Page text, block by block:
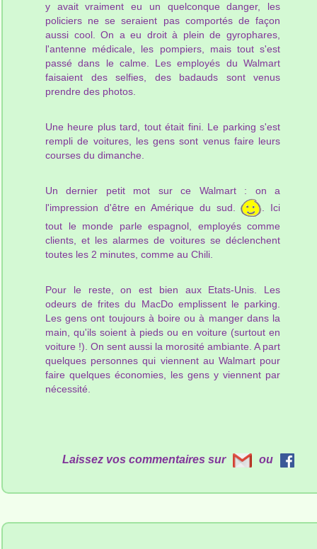
y avait vraiment eu un quelconque danger, les
policiers ne se seraient pas comportés de façon
aussi cool. On a eu droit à plein de gyrophares,
l'antenne médicale, les pompiers, mais tout s'est
passé dans le calme. Les employés du Walmart
faisaient des selfies, des badauds sont venus
prendre des photos.
Une heure plus tard, tout était fini. Le parking s'est
rempli de voitures, les gens sont venus faire leurs
courses du dimanche.
Un dernier petit mot sur ce Walmart : on a
l'impression d'être en Amérique du sud.
. Ici
tout le monde parle espagnol, employés comme
clients, et les alarmes de voitures se déclenchent
toutes les 2 minutes, comme au Chili.
Pour le reste, on est bien aux Etats-Unis. Les
odeurs de frites du MacDo emplissent le parking.
Les gens ont toujours à boire ou à manger dans la
main, qu'ils soient à pieds ou en voiture (surtout en
voiture !). On sent aussi la morosité ambiante. A part
quelques personnes qui viennent au Walmart pour
faire quelques économies, les gens y viennent par
nécessité.
Laissez vos commentaires sur ou